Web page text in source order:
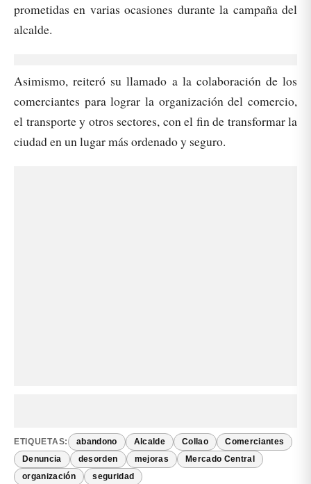
prometidas en varias ocasiones durante la campaña del
alcalde.
Asimismo, reiteró su llamado a la colaboración de los
comerciantes para lograr la organización del comercio,
el transporte y otros sectores, con el fin de transformar la
ciudad en un lugar más ordenado y seguro.
ETIQUETAS: abandono Alcalde Collao Comerciantes
Denuncia desorden mejoras Mercado Central
organización seguridad